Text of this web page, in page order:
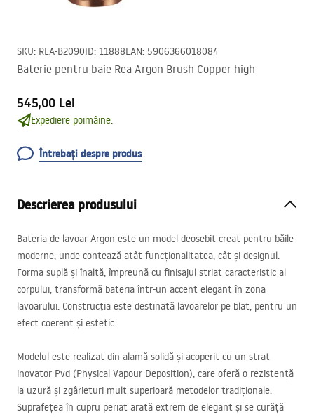
SKU: REA-B2090ID: 11888EAN: 5906366018084
Baterie pentru baie Rea Argon Brush Copper high
545,00 Lei
Expediere poimâine.
Întrebați despre produs
Descrierea produsului
Bateria de lavoar Argon este un model deosebit creat pentru băile
moderne, unde contează atât funcționalitatea, cât și designul.
Forma suplă și înaltă, împreună cu finisajul striat caracteristic al
corpului, transformă bateria într-un accent elegant în zona
lavoarului. Construcția este destinată lavoarelor pe blat, pentru un
efect coerent și estetic.
Modelul este realizat din alamă solidă și acoperit cu un strat
inovator Pvd (Physical Vapour Deposition), care oferă o rezistență
la uzură și zgârieturi mult superioară metodelor tradiționale.
Suprafețea în cupru periat arată extrem de elegant și se curăță